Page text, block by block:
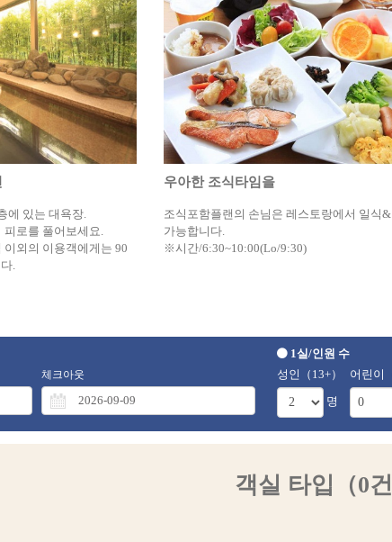
에 있는 대욕장.
로를 풀어보세요.
외의 이용객에게는 90
.
우아한 조식타임을
조식포함플랜의 손님은 레스토랑에서 일식
가능합니다.
※시간/6:30~10:00(Lo/9:30)
체크아웃
1실/인원 수
성인（13+）
명
어린이
객실 타입（0건